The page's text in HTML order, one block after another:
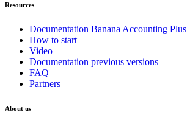
Resources
Documentation Banana Accounting Plus
How to start
Video
Documentation previous versions
FAQ
Partners
About us